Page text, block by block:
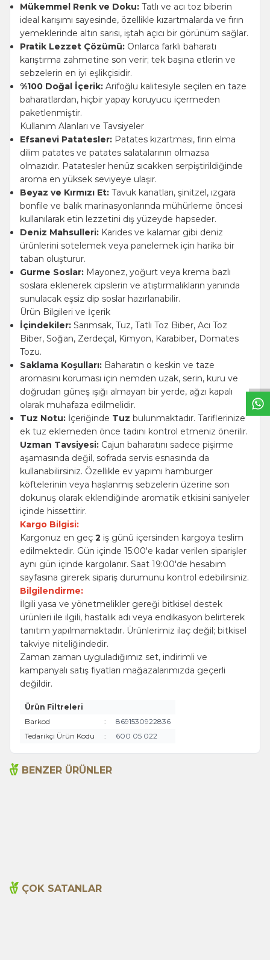
Mükemmel Renk ve Doku: Tatlı ve acı toz biberin
ideal karışımı sayesinde, özellikle kızartmalarda ve fırın
yemeklerinde altın sarısı, iştah açıcı bir görünüm sağlar.
Pratik Lezzet Çözümü: Onlarca farklı baharatı
karıştırma zahmetine son verir; tek başına etlerin ve
sebzelerin en iyi eşlikçisidir.
%100 Doğal İçerik: Arifoğlu kalitesiyle seçilen en taze
baharatlardan, hiçbir yapay koruyucu içermeden
paketlenmiştir.
Kullanım Alanları ve Tavsiyeler
Efsanevi Patatesler: Patates kızartması, fırın elma
dilim patates ve patates salatalarının olmazsa
olmazıdır. Patatesler henüz sıcakken serpiştirildiğinde
aroma en yüksek seviyeye ulaşır.
Beyaz ve Kırmızı Et: Tavuk kanatları, şinitzel, ızgara
bonfile ve balık marinasyonlarında mühürleme öncesi
kullanılarak etin lezzetini dış yüzeyde hapseder.
Deniz Mahsulleri: Karides ve kalamar gibi deniz
ürünlerini sotelemek veya panelemek için harika bir
taban oluşturur.
Gurme Soslar: Mayonez, yoğurt veya krema bazlı
soslara eklenerek cipslerin ve atıştırmalıkların yanında
sunulacak eşsiz dip soslar hazırlanabilir.
Ürün Bilgileri ve İçerik
İçindekiler: Sarımsak, Tuz, Tatlı Toz Biber, Acı Toz
Biber, Soğan, Zerdeçal, Kimyon, Karabiber, Domates
Tozu.
Saklama Koşulları: Baharatın o keskin ve taze
aromasını koruması için nemden uzak, serin, kuru ve
doğrudan güneş ışığı almayan bir yerde, ağzı kapalı
olarak muhafaza edilmelidir.
Tuz Notu: İçeriğinde Tuz bulunmaktadır. Tariflerinize
ek tuz eklemeden önce tadını kontrol etmeniz önerilir.
Uzman Tavsiyesi: Cajun baharatını sadece pişirme
aşamasında değil, sofrada servis esnasında da
kullanabilirsiniz. Özellikle ev yapımı hamburger
köftelerinin veya haşlanmış sebzelerin üzerine son
dokunuş olarak eklendiğinde aromatik etkisini saniyeler
içinde hissettirir.
Kargo Bilgisi:
Kargonuz en geç 2 iş günü içersinden kargoya teslim
edilmektedir. Gün içinde 15:00'e kadar verilen siparişler
aynı gün içinde kargolanır. Saat 19:00'de hesabım
sayfasına girerek sipariş durumunu kontrol edebilirsiniz.
Bilgilendirme:
İlgili yasa ve yönetmelikler gereği bitkisel destek
ürünleri ile ilgili, hastalık adı veya endikasyon belirterek
tanıtım yapılmamaktadır. Ürünlerimiz ilaç değil; bitkisel
takviye niteliğindedir.
Zaman zaman uyguladığımız set, indirimli ve
kampanyalı satış fiyatları mağazalarımızda geçerli
değildir.
Ürün Filtreleri
Barkod
:
8691530922836
Tedarikçi Ürün Kodu
: 600 05 022
BENZER ÜRÜNLER
ÇOK SATANLAR